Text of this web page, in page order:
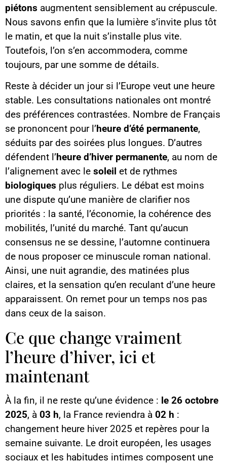
piétons augmentent sensiblement au crépuscule.
Nous savons enfin que la lumière s’invite plus tôt
le matin, et que la nuit s’installe plus vite.
Toutefois, l’on s’en accommodera, comme
toujours, par une somme de détails.
Reste à décider un jour si l’Europe veut une heure
stable. Les consultations nationales ont montré
des préférences contrastées. Nombre de Français
se prononcent pour l’heure d’été permanente,
séduits par des soirées plus longues. D’autres
défendent l’heure d’hiver permanente, au nom de
l’alignement avec le soleil et de rythmes
biologiques plus réguliers. Le débat est moins
une dispute qu’une manière de clarifier nos
priorités : la santé, l’économie, la cohérence des
mobilités, l’unité du marché. Tant qu’aucun
consensus ne se dessine, l’automne continuera
de nous proposer ce minuscule roman national.
Ainsi, une nuit agrandie, des matinées plus
claires, et la sensation qu’en reculant d’une heure
apparaissent. On remet pour un temps nos pas
dans ceux de la saison.
Ce que change vraiment
l’heure d’hiver, ici et
maintenant
À la fin, il ne reste qu’une évidence : le 26 octobre
2025, à 03 h, la France reviendra à 02 h :
changement heure hiver 2025 et repères pour la
semaine suivante. Le droit européen, les usages
sociaux et les habitudes intimes composent une